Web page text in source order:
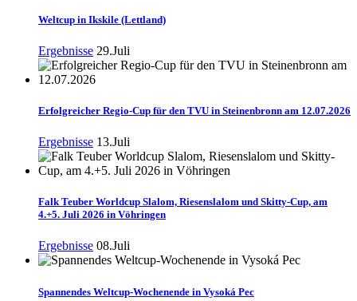
Weltcup in Ikskile (Lettland)
Ergebnisse 29.Juli
Erfolgreicher Regio-Cup für den TVU in Steinenbronn am 12.07.2026
Ergebnisse 13.Juli
Falk Teuber Worldcup Slalom, Riesenslalom und Skitty-Cup, am
4.+5. Juli 2026 in Vöhringen
Ergebnisse 08.Juli
Spannendes Weltcup-Wochenende in Vysoká Pec